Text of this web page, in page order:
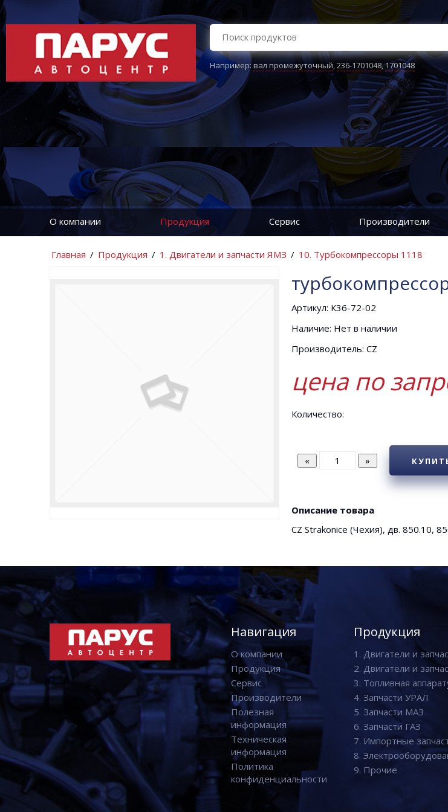
Например:вал промежуточный,236-1701048,1701048
О компании Продукция Сервис Производители
Главная / Продукция / 1. Двигатели и запчасти ЯМЗ / 10. Турбокомпрессоры 1118
Артикул: К36-72-02
Наличие: Нет в наличии
Производитель: CZ
цена по
Количество:
Описание товара
CZ Strakonice (Чехия), дв. 850.10,
Навигация
О компании
Продукция
Сервис
Производители
Полезная
информация
Техническая
информация
Политика
конфиденциальности
Продукция
1. Двигатели и
2. Двигатели и
3. Топливная
4. Запчасти УРАЛ
5. Запчасти МАЗ
6. Запчасти ГАЗ
7. Импортные
8.
9. Прочие